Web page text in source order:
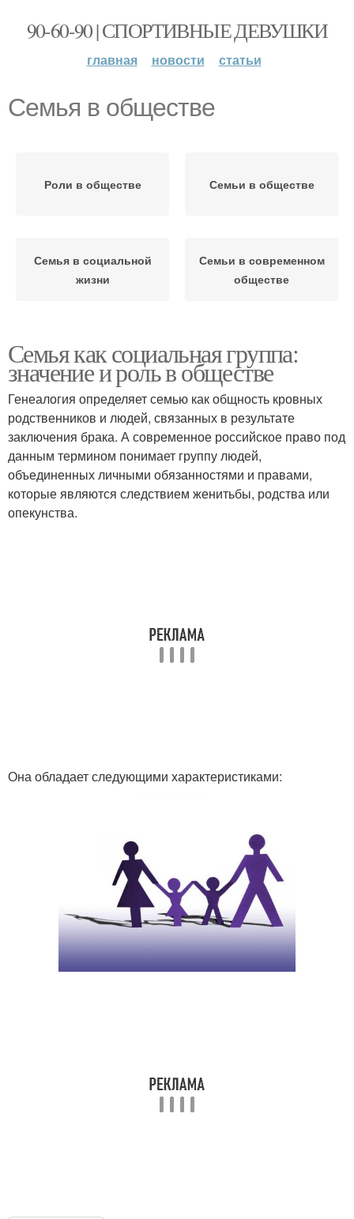
90-60-90 | СПОРТИВНЫЕ ДЕВУШКИ
главная новости статьи
Семья в обществе
Роли в обществе Семьи в обществе
Семья в социальной
жизни
Семьи в современном
обществе
Семья как социальная группа:
значение и роль в обществе
Генеалогия определяет семью как общность кровных
родственников и людей, связанных в результате
заключения брака. А современное российское право под
данным термином понимает группу людей,
объединенных личными обязанностями и правами,
которые являются следствием женитьбы, родства или
опекунства.
Она обладает следующими характеристиками: